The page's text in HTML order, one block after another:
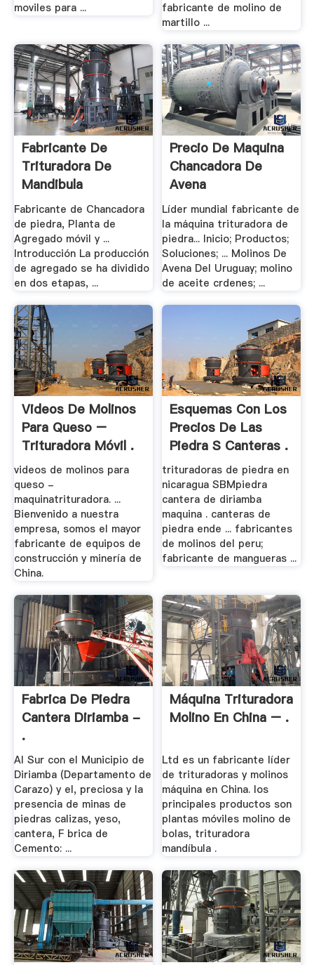
moviles para ...
fabricante de molino de
martillo ...
Fabricante De
Trituradora De
Mandibula
Hidraulica
Fabricante de Chancadora
de piedra, Planta de
Agregado móvil y ...
Introducción La producción
de agregado se ha dividido
en dos etapas, ...
Precio De Maquina
Chancadora De
Avena
Líder mundial fabricante de
la máquina trituradora de
piedra... Inicio; Productos;
Soluciones; ... Molinos De
Avena Del Uruguay; molino
de aceite crdenes; ...
Videos De Molinos
Para Queso –
Trituradora Móvil .
videos de molinos para
queso -
maquinatrituradora. ...
Bienvenido a nuestra
empresa, somos el mayor
fabricante de equipos de
construcción y minería de
China.
Esquemas Con Los
Precios De Las
Piedra S Canteras .
trituradoras de piedra en
nicaragua SBMpiedra
cantera de diriamba
maquina . canteras de
piedra ende ... fabricantes
de molinos del peru;
fabricante de mangueras ...
Fabrica De Piedra
Cantera Diriamba -
.
Al Sur con el Municipio de
Diriamba (Departamento de
Carazo) y el, preciosa y la
presencia de minas de
piedras calizas, yeso,
cantera, F brica de
Cemento: ...
Máquina Trituradora
Molino En China – .
Ltd es un fabricante líder
de trituradoras y molinos
máquina en China. los
principales productos son
plantas móviles molino de
bolas, trituradora
mandíbula .